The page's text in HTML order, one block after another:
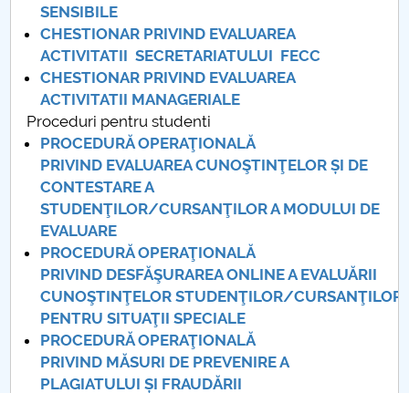
PNRR
Proiect (PRIM STUD)
Proiect SU-ETIC
Protection des données personnelles
Université pour la communauté
Études doctorales
Comisie de etica unversitară
Evenimente CUP
Accesibilitate pentru studenții cu dizabilități
SENSIBILE
CHESTIONAR PRIVIND EVALUAREA
ACTIVITATII SECRETARIATULUI FECC
CHESTIONAR PRIVIND EVALUAREA
ACTIVITATII MANAGERIALE
Proceduri pentru studenti
PROCEDURĂ OPERAŢIONALĂ
PRIVIND EVALUAREA CUNOŞTINŢELOR ȘI DE
CONTESTARE A
STUDENŢILOR/CURSANŢILOR A MODULUI DE
EVALUARE
PROCEDURĂ OPERAŢIONALĂ
PRIVIND DESFĂŞURAREA ONLINE A EVALUĂRII
CUNOŞTINŢELOR STUDENŢILOR/CURSANŢILOR
PENTRU SITUAŢII SPECIALE
PROCEDURĂ OPERAŢIONALĂ
PRIVIND MĂSURI DE PREVENIRE A
PLAGIATULUI ȘI FRAUDĂRII